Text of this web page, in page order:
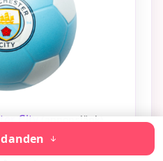
City (annonslänk)